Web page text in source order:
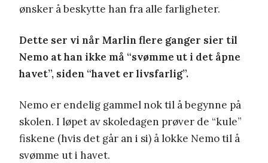
ønsker å beskytte han fra alle farligheter.
Dette ser vi når Marlin flere ganger sier til
Nemo at han ikke må “svømme ut i det åpne
havet”, siden “havet er livsfarlig”.
Nemo er endelig gammel nok til å begynne på
skolen. I løpet av skoledagen prøver de “kule”
fiskene (hvis det går an i si) å lokke Nemo til å
svømme ut i havet.